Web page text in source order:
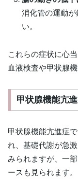
消化管の運動
い。
これらの症状に心
血液検査や甲状腺
甲状腺機能亢
甲状腺機能亢進症
れ、基礎代謝が急
みられますが、一
ースも見られます。